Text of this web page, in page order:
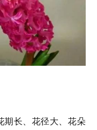
期长、花径大、花朵